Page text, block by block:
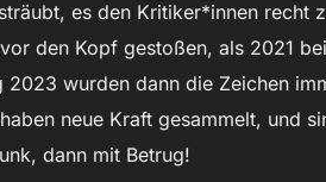
es den Kritiker*innen recht
vor den Kopf gestoßen, als 2021 bei
wurden dann die Zeichen
haben neue Kraft gesammelt, und
dann mit Betrug!